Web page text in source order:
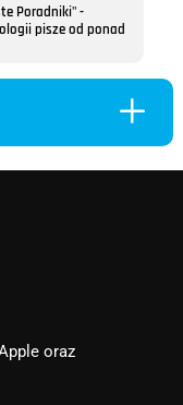
Poradniki" -
pisze od ponad
L
oraz